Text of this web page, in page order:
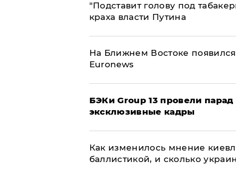
​"Подставит голову под
краха власти Путина
На Ближнем Востоке
Euronews
​БЭКи Group 13 провели
эксклюзивные кадры
Как изменилось мнение
баллистикой, и сколько